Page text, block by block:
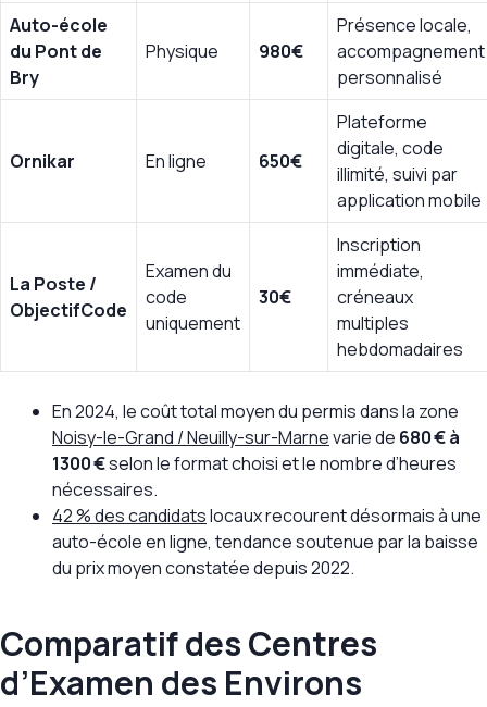
Auto-école
du Pont de
Bry
Physique 980€
Présence locale,
accompagnement
personnalisé
Ornikar En ligne 650€
Plateforme
digitale, code
illimité, suivi par
application mobile
La Poste /
ObjectifCode
Examen du
code
uniquement
30€
Inscription
immédiate,
créneaux
multiples
hebdomadaires
En 2024, le coût total moyen du permis dans la zone
Noisy-le-Grand / Neuilly-sur-Marnevarie de 680 € à
1300 €selon le format choisi et le nombre d’heures
nécessaires.
42 % des candidatslocaux recourent désormais à une
auto-école en ligne, tendance soutenue par la baisse
du prix moyen constatée depuis 2022.
Comparatif des Centres
d’Examen des Environs